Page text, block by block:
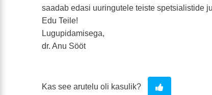
saadab edasi uuringutele teiste spetsialistide
Edu Teile!
Lugupidamisega,
dr. Anu Sööt
Kas see arutelu oli kasulik?